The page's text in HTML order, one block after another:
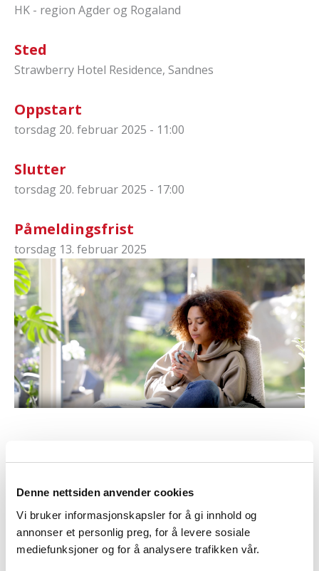
Denne nettsiden anvender cookies
Vi bruker informasjonskapsler for å gi innhold og
annonser et personlig preg, for å levere sosiale
mediefunksjoner og for å analysere trafikken vår.
HK - region Agder og Rogaland
Sted
Strawberry Hotel Residence, Sandnes
Oppstart
torsdag 20. februar 2025 - 11:00
Slutter
torsdag 20. februar 2025 - 17:00
Påmeldingsfrist
torsdag 13. februar 2025
HK - region Øst
HK Tillitsvalgtskolering